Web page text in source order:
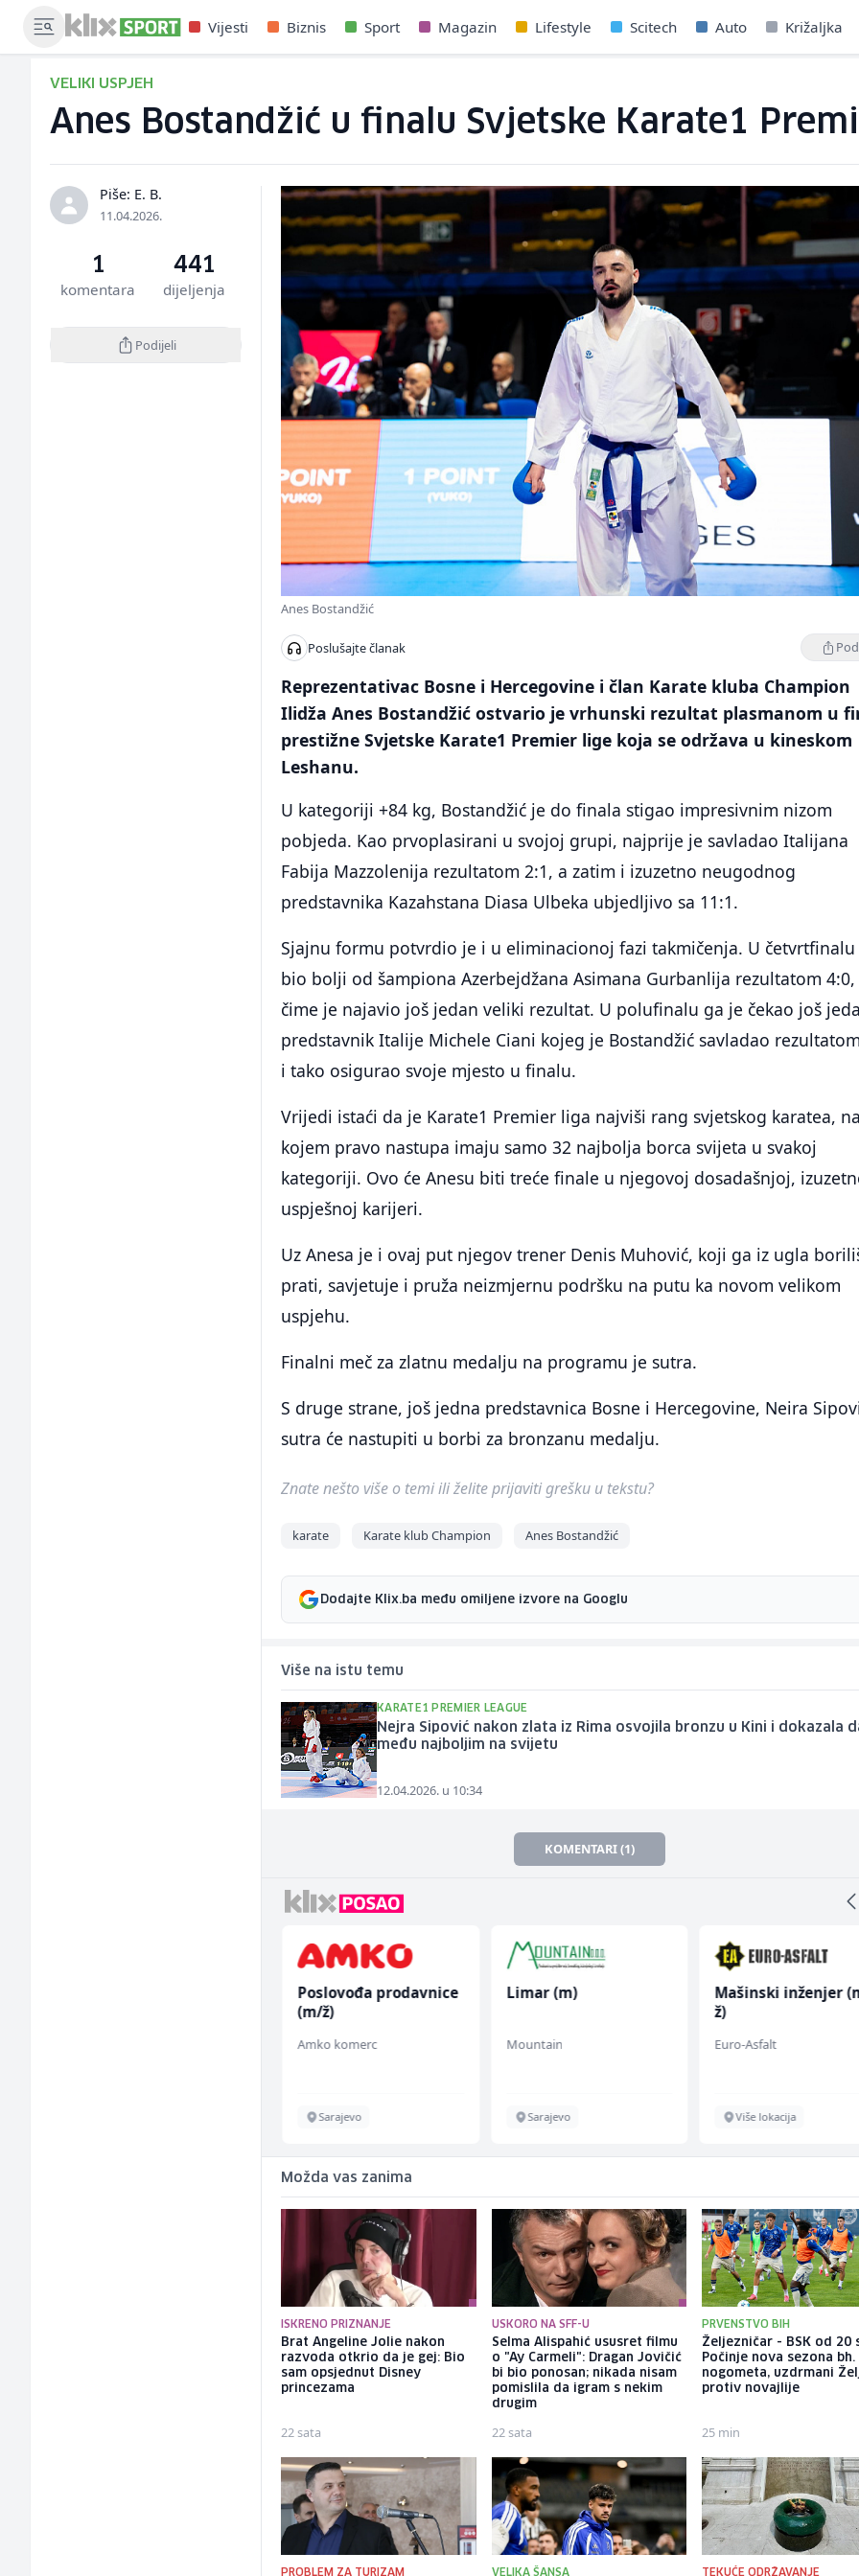
Vijesti Biznis Sport Magazin Lifestyle Scitech Auto Križaljka
VELIKI USPJEH
Anes Bostandžić u finalu Svjetske Karate1
Piše: E. B.
11.04.2026.
1
komentara
441
dijeljenja
Podijeli
Anes Bostandžić
Poslušajte članak
Reprezentativac Bosne i Hercegovine i član Karate kluba Champion
Ilidža Anes Bostandžić ostvario je vrhunski rezultat plasmanom u
prestižne Svjetske Karate1 Premier lige koja se održava u kineskom
Leshanu.
U kategoriji +84 kg, Bostandžić je do finala stigao impresivnim nizom
pobjeda. Kao prvoplasirani u svojoj grupi, najprije je savladao Italijana
Fabija Mazzolenija rezultatom 2:1, a zatim i izuzetno neugodnog
predstavnika Kazahstana Diasa Ulbeka ubjedljivo sa 11:1.
Sjajnu formu potvrdio je i u eliminacionoj fazi takmičenja. U
bio bolji od šampiona Azerbejdžana Asimana Gurbanlija rezultatom 4:0,
čime je najavio još jedan veliki rezultat. U polufinalu ga je čekao još
predstavnik Italije Michele Ciani kojeg je Bostandžić savladao
i tako osigurao svoje mjesto u finalu.
Vrijedi istaći da je Karate1 Premier liga najviši rang svjetskog karatea,
kojem pravo nastupa imaju samo 32 najbolja borca svijeta u svakoj
kategoriji. Ovo će Anesu biti treće finale u njegovoj dosadašnjoj,
uspješnoj karijeri.
Uz Anesa je i ovaj put njegov trener Denis Muhović, koji ga iz ugla
prati, savjetuje i pruža neizmjernu podršku na putu ka novom velikom
uspjehu.
Finalni meč za zlatnu medalju na programu je sutra.
S druge strane, još jedna predstavnica Bosne i Hercegovine, Neira
sutra će nastupiti u borbi za bronzanu medalju.
Znate nešto više o temi ili želite prijaviti grešku u tekstu?
karate Karate klub Champion Anes Bostandžić
Dodajte Klix.ba među omiljene izvore na Googlu
Više na istu temu
KARATE1 PREMIER LEAGUE
Nejra Sipović nakon zlata iz Rima osvojila bronzu u Kini i dokazala
među najboljim na svijetu
12.04.2026. u 10:34
KOMENTARI (1)
Poslovođa prodavnice
(m/ž)
Amko komerc
Sarajevo
Limar (m)
Mountain
Sarajevo
Mašinski inženjer
ž)
Euro-Asfalt
Više lokacija
Možda vas zanima
ISKRENO PRIZNANJE
Brat Angeline Jolie nakon
razvoda otkrio da je gej: Bio
sam opsjednut Disney
princezama
22 sata
USKORO NA SFF-U
Selma Alispahić ususret filmu
o "Ay Carmeli": Dragan Jovičić
bi bio ponosan; nikada nisam
pomislila da igram s nekim
drugim
22 sata
PRVENSTVO BIH
Željezničar - BSK od 20
Počinje nova sezona bh.
nogometa, uzdrmani
protiv novajlije
25 min
PROBLEM ZA TURIZAM VELIKA ŠANSA TEKUĆE ODRŽAVANJE